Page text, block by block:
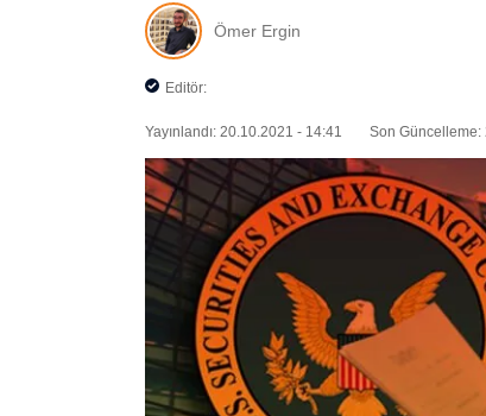
Ömer Ergin
Editör:
Yayınlandı: 20.10.2021 - 14:41 Son Güncelleme: